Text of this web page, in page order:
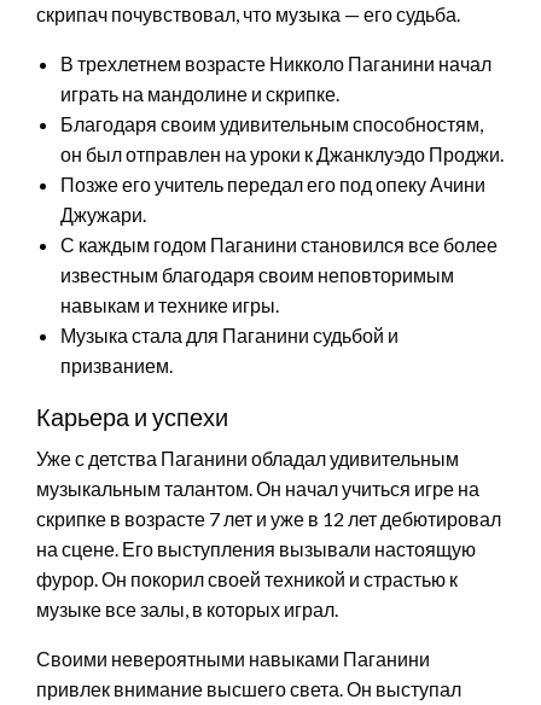
скрипач почувствовал, что музыка — его судьба.
В трехлетнем возрасте Никколо Паганини начал
играть на мандолине и скрипке.
Благодаря своим удивительным способностям,
он был отправлен на уроки к Джанклуэдо Проджи.
Позже его учитель передал его под опеку Ачини
Джужари.
С каждым годом Паганини становился все более
известным благодаря своим неповторимым
навыкам и технике игры.
Музыка стала для Паганини судьбой и
призванием.
Карьера и успехи
Уже с детства Паганини обладал удивительным
музыкальным талантом. Он начал учиться игре на
скрипке в возрасте 7 лет и уже в 12 лет дебютировал
на сцене. Его выступления вызывали настоящую
фурор. Он покорил своей техникой и страстью к
музыке все залы, в которых играл.
Своими невероятными навыками Паганини
привлек внимание высшего света. Он выступал